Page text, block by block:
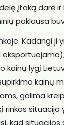
įtaką darė
paklausa
Kadangi
kainų lygį
kainų
galima
kad